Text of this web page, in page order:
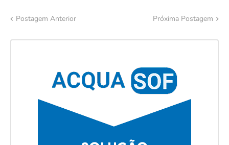
Postagem Anterior Próxima Postagem